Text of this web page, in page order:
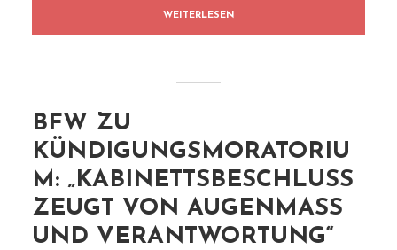
WEITERLESEN
BFW ZU
KÜNDIGUNGSMORATORIU
M: „KABINETTSBESCHLUSS
ZEUGT VON AUGENMASS U
ND VERANTWORTUNG“